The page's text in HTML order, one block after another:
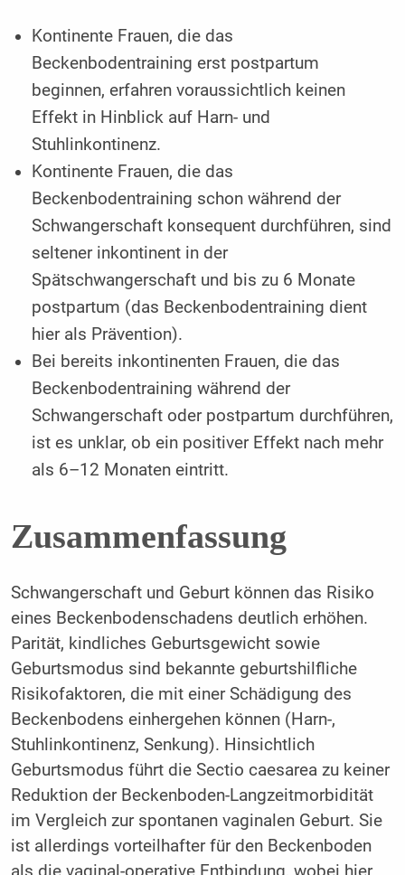
Kontinente Frauen, die das
Beckenbodentraining erst postpartum
beginnen, erfahren voraussichtlich keinen
Effekt in Hinblick auf Harn- und
Stuhlinkontinenz.
Kontinente Frauen, die das
Beckenbodentraining schon während der
Schwangerschaft konsequent durchführen, sind
seltener inkontinent in der
Spätschwangerschaft und bis zu 6 Monate
postpartum (das Beckenbodentraining dient
hier als Prävention).
Bei bereits inkontinenten Frauen, die das
Beckenbodentraining während der
Schwangerschaft oder postpartum durchführen,
ist es unklar, ob ein positiver Effekt nach mehr
als 6–12 Monaten eintritt.
Zusammenfassung
Schwangerschaft und Geburt können das Risiko
eines Beckenbodenschadens deutlich erhöhen.
Parität, kindliches Geburtsgewicht sowie
Geburtsmodus sind bekannte geburtshilfliche
Risikofaktoren, die mit einer Schädigung des
Beckenbodens einhergehen können (Harn-,
Stuhlinkontinenz, Senkung). Hinsichtlich
Geburtsmodus führt die Sectio caesarea zu keiner
Reduktion der Beckenboden-Langzeitmorbidität
im Vergleich zur spontanen vaginalen Geburt. Sie
ist allerdings vorteilhafter für den Beckenboden